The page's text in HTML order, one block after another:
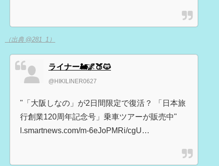
（出典 @281_1）
ライナー🚂🌌🍑🐱
@HIKILINER0627
"「大阪しなの」が2日間限定で復活？ 「日本旅
行創業120周年記念号」乗車ツアーが販売中"
l.smartnews.com/m-6eJoPMRi/cgU…